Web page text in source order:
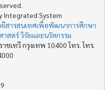
Integrated System
ยีสารสนเทศเพื่อพัฒนาการศึกษา
สตร์ วิจัยและนวัตกรรม
ชเทวี กรุงเทพ 10400 โทร. โทร.